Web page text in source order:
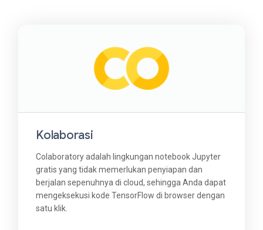
Kolaborasi
Colaboratory adalah lingkungan notebook Jupyter
gratis yang tidak memerlukan penyiapan dan
berjalan sepenuhnya di cloud, sehingga Anda dapat
mengeksekusi kode TensorFlow di browser dengan
satu klik.